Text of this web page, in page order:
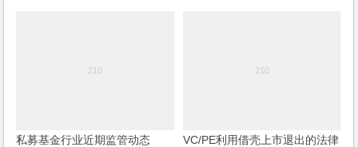
私募基金行业近期监管动态
VC/PE利用借壳上市退出的法律